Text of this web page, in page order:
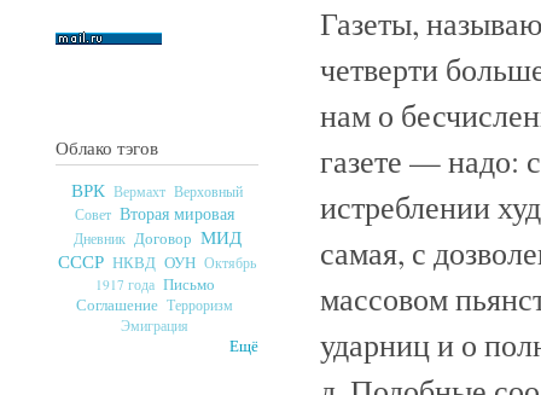
Облако тэгов
ВРК Вермахт Верховный
Совет Вторая мировая
Дневник Договор МИД
СССР НКВД ОУН Октябрь
1917 года Письмо
Соглашение Терроризм
Эмиграция
Ещё
Газеты,
четверти
нам о
газете — надо:
истреблении
самая, с
массовом
ударниц и о